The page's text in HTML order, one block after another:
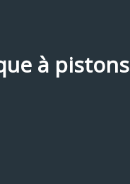
à pistons